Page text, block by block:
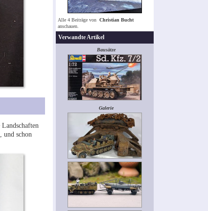
und schon
Alle 4 Beiträge von Christian Bucht
anschauen.
Verwandte Artikel
Bausätze
Galerie